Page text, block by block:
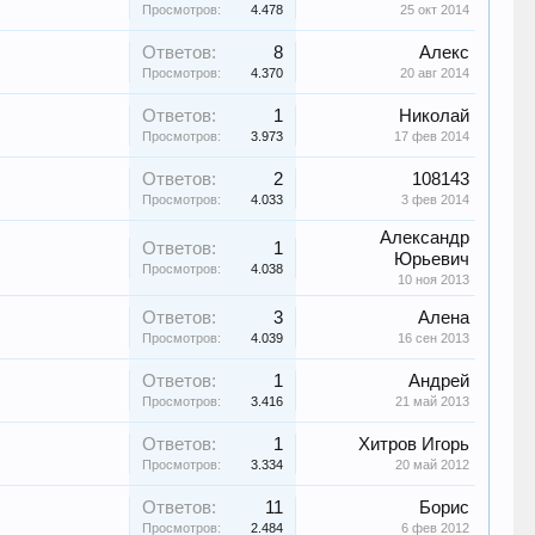
Просмотров: 4.478 25 окт 2014
Ответов: 8
Просмотров: 4.370
Алекс
20 авг 2014
Ответов: 1
Просмотров: 3.973
Николай
17 фев 2014
Ответов: 2
Просмотров: 4.033
108143
3 фев 2014
Ответов: 1
Просмотров: 4.038
Александр
Юрьевич
10 ноя 2013
Ответов: 3
Просмотров: 4.039
Алена
16 сен 2013
Ответов: 1
Просмотров: 3.416
Андрей
21 май 2013
Ответов: 1
Просмотров: 3.334
Хитров Игорь
20 май 2012
Ответов: 11
Просмотров: 2.484
Борис
6 фев 2012